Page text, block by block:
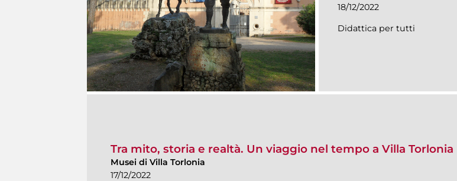
18/12/2022
Didattica per tutti
Tra mito, storia e realtà. Un viaggio nel tempo a Villa Torlonia
Musei di Villa Torlonia
17/12/2022